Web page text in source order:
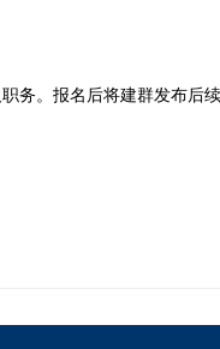
务。报名后将建群发布后续